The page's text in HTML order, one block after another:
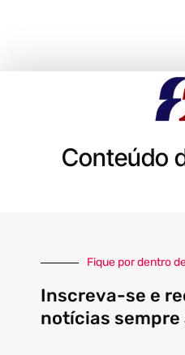
Conteúdo
Fique por dentro
Inscreva-se e
notícias